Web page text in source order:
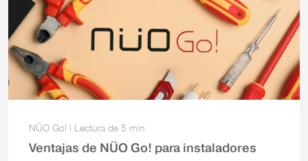
NÜO Go! | Lectura de 5 min
Ventajas de NÜO Go! para instaladores